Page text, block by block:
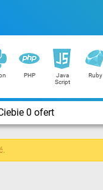
PHP
Java
Script
Ruby
0 ofert